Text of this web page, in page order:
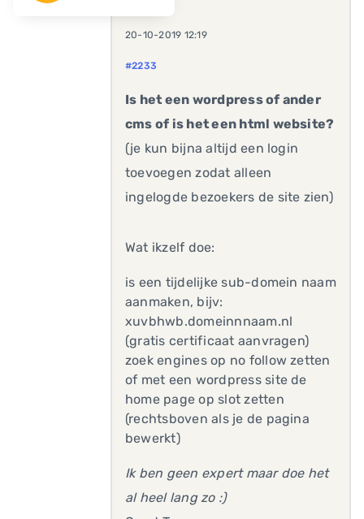
20-10-2019 12:19
#2233
Is het een wordpress of ander
cms of is het een html website?
(je kun bijna altijd een login
toevoegen zodat alleen
ingelogde bezoekers de site zien)
Wat ikzelf doe:
is een tijdelijke sub-domein naam
aanmaken, bijv:
xuvbhwb.domeinnnaam.nl
(gratis certificaat aanvragen)
zoek engines op no follow zetten
of met een wordpress site de
home page op slot zetten
(rechtsboven als je de pagina
bewerkt)
Ik ben geen expert maar doe het
al heel lang zo :)